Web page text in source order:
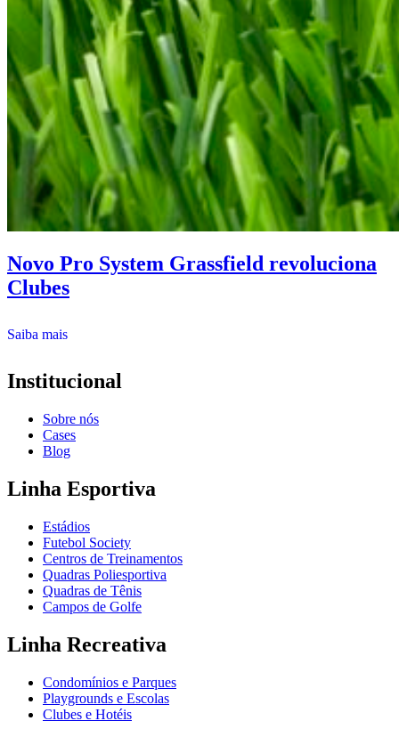
Novo Pro System Grassfield revoluciona
Clubes
Saiba mais
Institucional
Sobre nós
Cases
Blog
Linha Esportiva
Estádios
Futebol Society
Centros de Treinamentos
Quadras Poliesportiva
Quadras de Tênis
Campos de Golfe
Linha Recreativa
Condomínios e Parques
Playgrounds e Escolas
Clubes e Hotéis